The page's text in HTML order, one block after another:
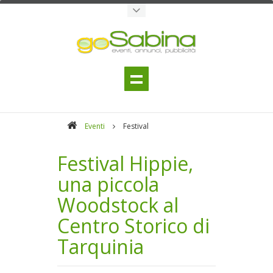
Eventi Festival
Festival Hippie,
una piccola
Woodstock al
Centro Storico di
Tarquinia